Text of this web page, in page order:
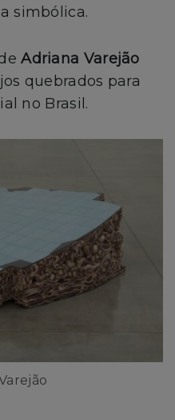
simbólica.
Adriana Varejão
quebrados para
no Brasil.